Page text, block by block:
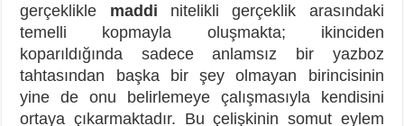
gerçeklikle maddi nitelikli gerçeklik arasındaki
temelli kopmayla oluşmakta; ikinciden
koparıldığında sadece anlamsız bir yazboz
tahtasından başka bir şey olmayan birincisinin
yine de onu belirlemeye çalışmasıyla kendisini
ortaya çıkarmaktadır. Bu çelişkinin somut eylem